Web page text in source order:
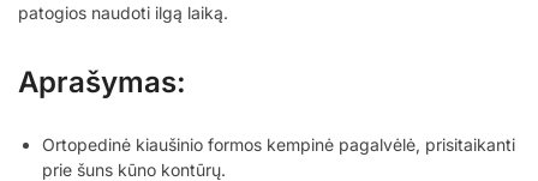
patogios naudoti ilgą laiką.
Aprašymas:
Ortopedinė kiaušinio formos kempinė pagalvėlė, prisitaikanti
prie šuns kūno kontūrų.